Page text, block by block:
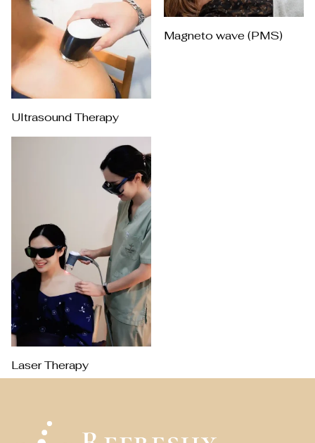
Ultrasound Therapy
Magneto wave (PMS)
Laser Therapy